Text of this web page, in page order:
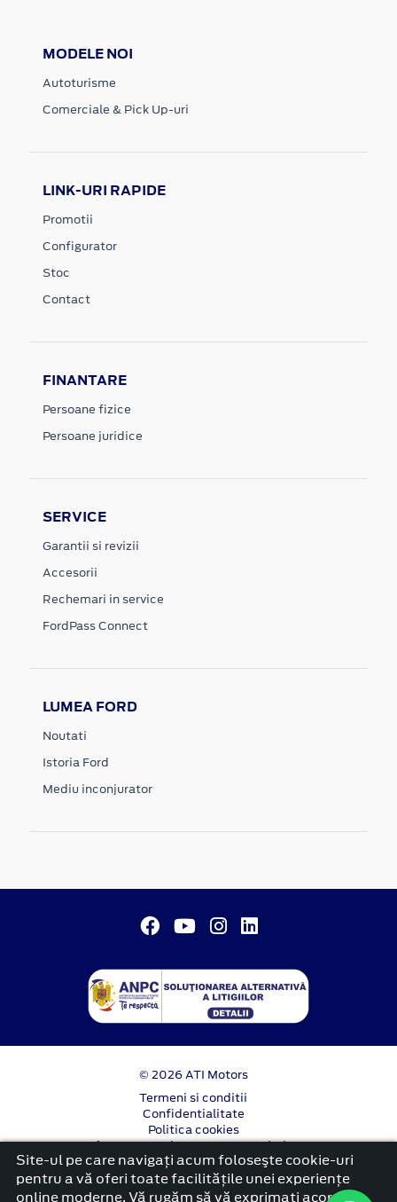
MODELE NOI
Autoturisme
Comerciale & Pick Up-uri
LINK-URI RAPIDE
Promotii
Configurator
Stoc
Contact
FINANTARE
Persoane fizice
Persoane juridice
SERVICE
Garantii si revizii
Accesorii
Rechemari in service
FordPass Connect
LUMEA FORD
Noutati
Istoria Ford
Mediu inconjurator
© 2026 ATI Motors
Termeni si conditii
Confidentialitate
Politica cookies
Anunț începere proiect ”PNRR. Fonduri pentru
România modernă și reformată”.
platformă dezvoltată de Workleto
Site-ul pe care navigați acum foloseşte cookie-uri
pentru a vă oferi toate facilitățile unei experiențe
online moderne. Vă rugăm să vă exprimați acordul